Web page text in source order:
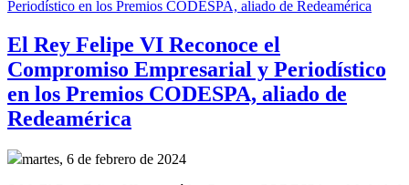
El Rey Felipe VI Reconoce el
Compromiso Empresarial y Periodístico
en los Premios CODESPA, aliado de
Redeamérica
martes, 6 de febrero de 2024